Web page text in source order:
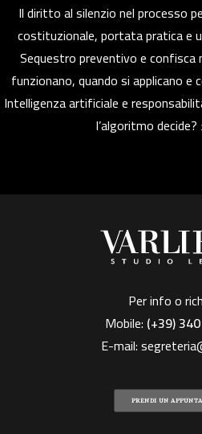
Il diritto al silenzio nel processo
costituzionale, portata pratica e
Sequestro preventivo e confisca
funzionano, quando si applicano e
Intelligenza artificiale e
l’algoritmo decide?
Per info o
Mobile: (+39)
E-mail:
PRENDI UN